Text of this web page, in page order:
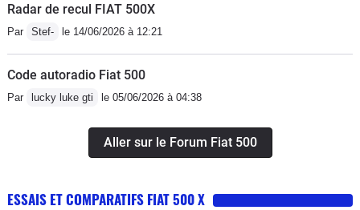
Radar de recul FIAT 500X
Par Stef- le 14/06/2026 à 12:21
Code autoradio Fiat 500
Par lucky luke gti le 05/06/2026 à 04:38
Aller sur le Forum Fiat 500
ESSAIS ET COMPARATIFS FIAT 500 X